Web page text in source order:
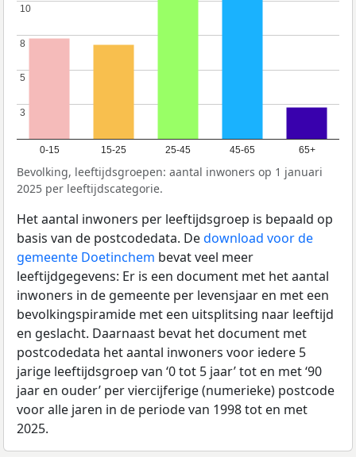
0-15 15-25 25-45 45-65 65+
3
3
5
5
8
8
10
10
Bevolking, leeftijdsgroepen: aantal inwoners op 1 januari
2025 per leeftijdscategorie.
Het aantal inwoners per leeftijdsgroep is bepaald op
basis van de postcodedata. Dedownload voor de
gemeente Doetinchem bevat veel meer
leeftijdgegevens: Er is een document met het aantal
inwoners in de gemeente per levensjaar en met een
bevolkingspiramide met een uitsplitsing naar leeftijd
en geslacht. Daarnaast bevat het document met
postcodedata het aantal inwoners voor iedere 5
jarige leeftijdsgroep van ‘0 tot 5 jaar’ tot en met ‘90
jaar en ouder’ per viercijferige (numerieke) postcode
voor alle jaren in de periode van 1998 tot en met
2025.